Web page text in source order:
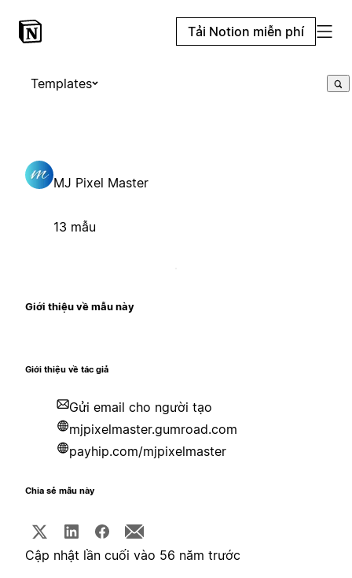
Tải Notion miễn phí
Templates
MJ Pixel Master
13 mẫu
Giới thiệu về mẫu này
Giới thiệu về tác giả
Gửi email cho người tạo
mjpixelmaster.gumroad.com
payhip.com/mjpixelmaster
Chia sẻ mẫu này
Cập nhật lần cuối vào 56 năm trước